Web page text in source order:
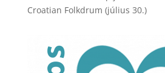
Croatian Folkdrum (július 30.)